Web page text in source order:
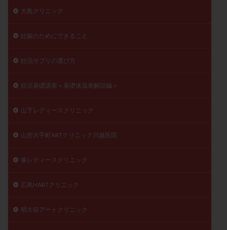
大島クリニック
妊娠のためにできること
妊活サプリの選び方
妊活基礎講座＜基礎体温表解説編＞
山下レディースクリニック
山形大手町ARTクリニック川越医院
峯レディースクリニック
広島HARTクリニック
明大前アートクリニック